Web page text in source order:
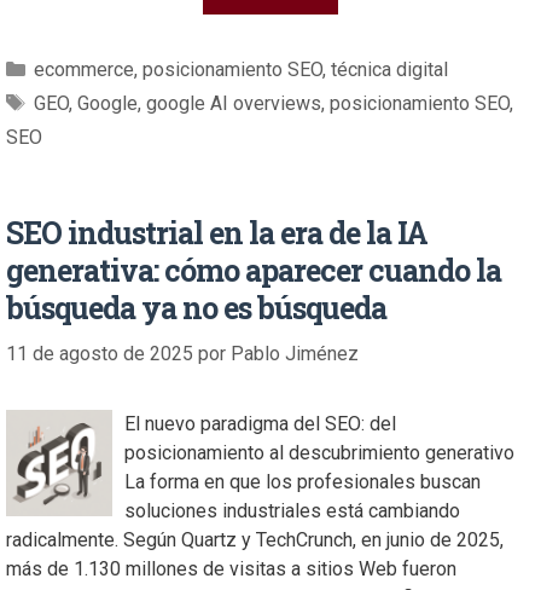
ecommerce, posicionamiento SEO, técnica digital
GEO, Google, google AI overviews, posicionamiento SEO,
SEO
SEO industrial en la era de la IA
generativa: cómo aparecer cuando la
búsqueda ya no es búsqueda
11 de agosto de 2025 por Pablo Jiménez
El nuevo paradigma del SEO: del
posicionamiento al descubrimiento generativo
La forma en que los profesionales buscan
soluciones industriales está cambiando
radicalmente. Según Quartz y TechCrunch, en junio de 2025,
más de 1.130 millones de visitas a sitios Web fueron